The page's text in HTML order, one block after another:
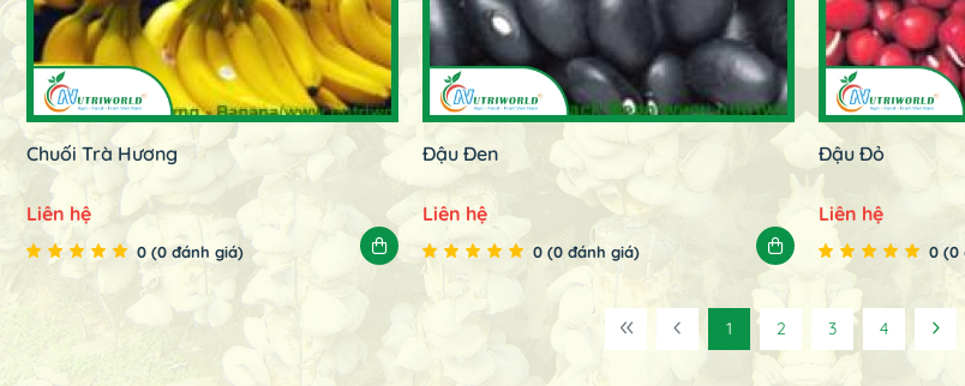
Chuối Trà Hương
Liên hệ
0 (0 đánh giá)
Đậu Đen
Liên hệ
0 (0 đánh giá)
Đậu Đỏ
Liên hệ
0 (0
1 2 3 4